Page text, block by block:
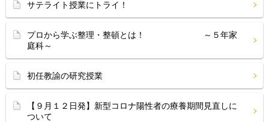
サテライト授業にトライ！
プロから学ぶ整理・整頓とは！ ～５年家
庭科～
初任教諭の研究授業
【９月１２日発】新型コロナ陽性者の療養期間見直しに
ついて